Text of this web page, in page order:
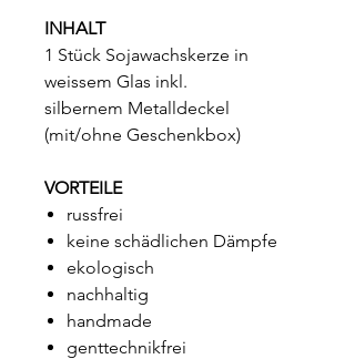
INHALT
1 Stück Sojawachskerze in
weissem Glas inkl.
silbernem Metalldeckel
(mit/ohne Geschenkbox)
VORTEILE
russfrei
keine schädlichen Dämpfe
ekologisch
nachhaltig
handmade
genttechnikfrei